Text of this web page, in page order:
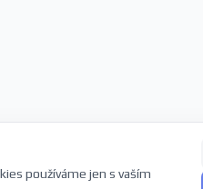
používáme jen s vaším